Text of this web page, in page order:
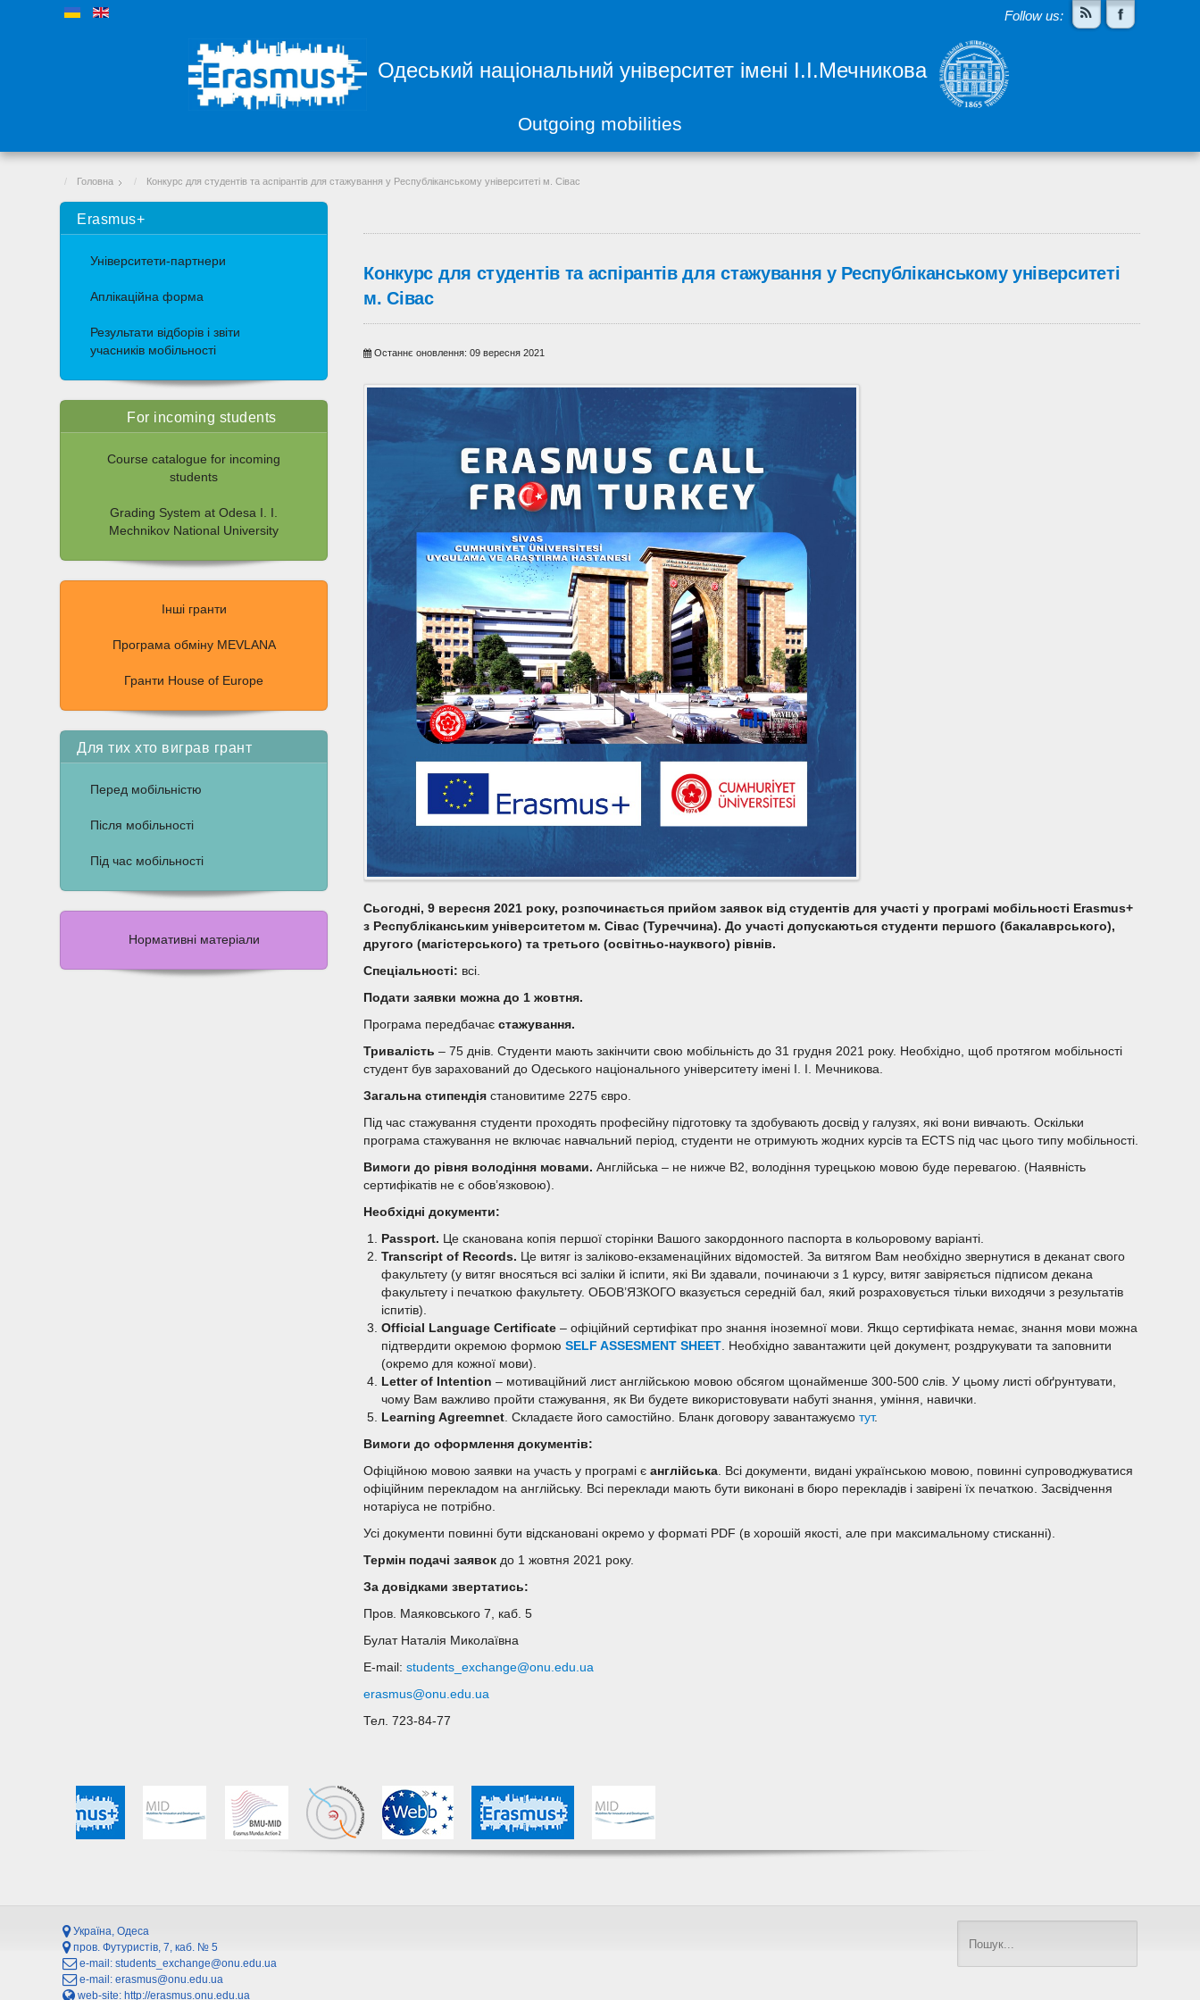
Follow us:
Одеський національний університет імені І.І.Мечникова
Outgoing mobilities
Головна Конкурс для студентів та аспірантів для стажування у Республіканському університеті м. Сівас
Erasmus+
Університети-партнери
Аплікаційна форма
Результати відборів і звіти
учасників мобільності
For incoming students
Course catalogue for incoming
students
Grading System at Odesa I. I.
Mechnikov National University
Інші гранти
Програма обміну MEVLANA
Гранти House of Europe
Для тих хто виграв грант
Перед мобільністю
Після мобільності
Під час мобільності
Нормативні матеріали
Конкурс для студентів та аспірантів для стажування у Республіканському університеті
м. Сівас
Останнє оновлення: 09 вересня 2021
Сьогодні,9 вересня 2021 року, розпочинається прийом заявок від студентів для участі у програмі мобільності Erasmus+
з Республіканським університетом м. Сівас (Туреччина). До участі допускаються студенти першого (бакалаврського),
другого (магістерського) та третього (освітньо-науквого) рівнів.
Спеціальності: всі.
Подати заявки можна до 1 жовтня.
Програма передбачаєстажування.
Тривалість – 75 днів. Студенти мають закінчити свою мобільність до 31 грудня 2021 року. Необхідно, щоб протягом мобільності
студент був зарахований до Одеського національного університету імені І. І. Мечникова.
Загальна стипендія становитиме 2275 євро.
Під час стажування студенти проходять професійну підготовку та здобувають досвід у галузях, які вони вивчають. Оскільки
програма стажування не включає навчальний період, студенти не отримують жодних курсів та ECTS під час цього типу мобільності.
Вимоги до рівня володіння мовами.Англійська – не нижче B2, володіння турецькою мовою буде перевагою. (Наявність
сертифікатів не є обов’язковою).
Необхідні документи:
Passport. Це сканована копія першої сторінки Вашого закордонного паспорта в кольоровому варіанті.
Transcript of Records. Це витяг із заліково-екзаменаційних відомостей. За витягом Вам необхідно звернутися в деканат свого
факультету (у витяг вносяться всі заліки й іспити, які Ви здавали, починаючи з 1 курсу, витяг завіряється підписом декана
факультету і печаткою факультету. ОБОВ’ЯЗКОГО вказується середній бал, який розраховується тільки виходячи з результатів
іспитів).
Official Language Certificate – офіційний сертифікат про знання іноземної мови. Якщо сертифіката немає, знання мови можна
підтвердити окремою формоюSELF ASSESMENT SHEET. Необхідно завантажити цей документ, роздрукувати та заповнити
(окремо для кожної мови).
Letter of Intention – мотиваційний лист англійською мовою обсягом щонайменше 300-500 слів. У цьому листі обґрунтувати,
чому Вам важливо пройти стажування, як Ви будете використовувати набуті знання, уміння, навички.
Learning Agreemnet. Складаєте його самостійно. Бланк договору завантажуємотут.
Вимоги до оформлення документів:
Офіційною мовою заявки на участь у програмі єанглійська. Всі документи, видані українською мовою, повинні супроводжуватися
офіційним перекладом на англійську. Всі переклади мають бути виконані в бюро перекладів і завірені їх печаткою. Засвідчення
нотаріуса не потрібно.
Усі документи повинні бути відскановані окремо у форматі PDF (в хорошій якості, але при максимальному стисканні).
Термін подачі заявок до 1 жовтня 2021 року.
За довідками звертатись:
Пров. Маяковського 7, каб. 5
Булат Наталія Миколаївна
E-mail:students_exchange@onu.edu.ua
erasmus@onu.edu.ua
Тел. 723-84-77
Україна, Одеса
пров. Футуристів, 7, каб. № 5
e-mail: students_exchange@onu.edu.ua
e-mail: erasmus@onu.edu.ua
web-site: http://erasmus.onu.edu.ua